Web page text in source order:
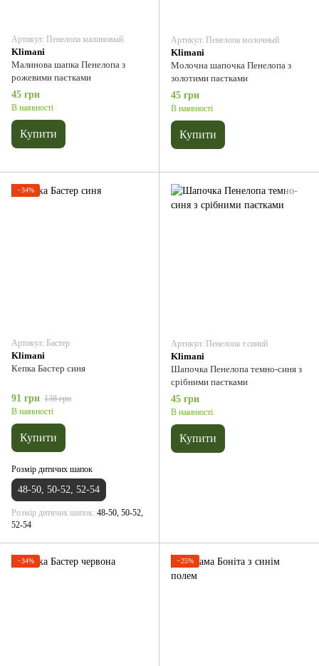
Артикул: Пенелопа малиновый
Klimani
Малинова шапка Пенелопа з
рожевими паєтками
45 грн
В наявності
Купити
Артикул: Пенелопа молочный
Klimani
Молочна шапочка Пенелопа з
золотими паєтками
45 грн
В наявності
Купити
−34%
Артикул: Бастер
Klimani
Кепка Бастер синя
91 грн 138 грн
В наявності
Купити
Розмір дитячих шапок
48-50, 50-52, 52-54
Розмір дитячих шапок 48-50, 50-52,
52-54
Артикул: Пенелопа т.синий
Klimani
Шапочка Пенелопа темно-синя з
срібними паєтками
45 грн
В наявності
Купити
−34% −25%